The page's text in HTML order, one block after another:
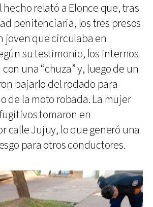
relató a Elonce que, tras
penitenciaria, los tres presos
joven que circulaba en
su testimonio, los internos
una “chuza” y, luego de un
bajarlo del rodado para
de la moto robada. La mujer
tomaron en
calle Jujuy, lo que generó una
para otros conductores.